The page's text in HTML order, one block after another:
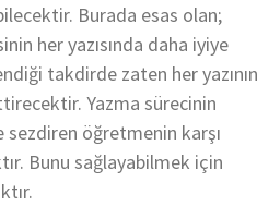
Burada esas olan;
her yazısında daha iyiye
takdirde zaten her yazının
Yazma sürecinin
sezdiren öğretmenin karşı
Bunu sağlayabilmek için